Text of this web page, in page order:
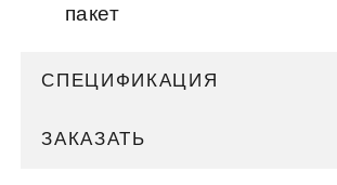
пакет
СПЕЦИФИКАЦИЯ
ЗАКАЗАТЬ